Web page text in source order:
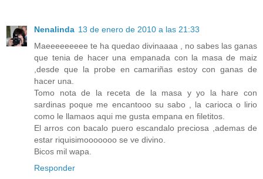
Nenalinda 13 de enero de 2010 a las 21:33
Maeeeeeeeee te ha quedao divinaaaa , no sabes las ganas
que tenia de hacer una empanada con la masa de maiz
,desde que la probe en camariñas estoy con ganas de
hacer una.
Tomo nota de la receta de la masa y yo la hare con
sardinas poque me encantooo su sabo , la carioca o lirio
como le llamaos aqui me gusta empana en filetitos.
El arros con bacalo puero escandalo preciosa ,ademas de
estar riquisimooooooo se ve divino.
Bicos mil wapa.
Responder